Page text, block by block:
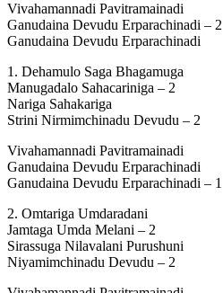
Vivahamannadi Pavitramainadi
Ganudaina Devudu Erparachinadi – 2
Ganudaina Devudu Erparachinadi
1. Dehamulo Saga Bhagamuga
Manugadalo Sahacariniga – 2
Nariga Sahakariga
Strini Nirmimchinadu Devudu – 2
Vivahamannadi Pavitramainadi
Ganudaina Devudu Erparachinadi
Ganudaina Devudu Erparachinadi – 1
2. Omtariga Umdaradani
Jamtaga Umda Melani – 2
Sirassuga Nilavalani Purushuni
Niyamimchinadu Devudu – 2